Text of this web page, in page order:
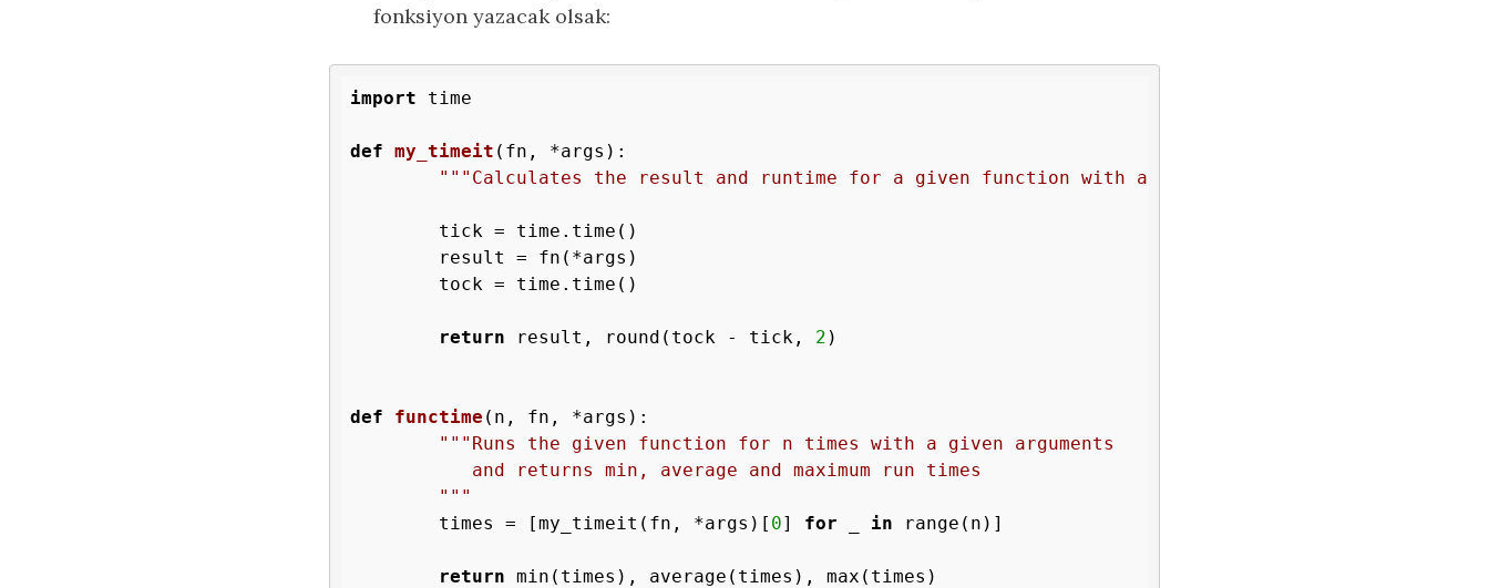
fonksiyon yazacak olsak:
import time
def my_timeit (fn, *args) :
"""Calculates the result and runtime for a given function with arguments"""
return result, round(tock - tick, 2 )
def functime (n, fn, *args) :
"""Runs the given function for n times with a given arguments
	"""
	times = [my_timeit(fn, *args)[
0] for in range(n)]
return